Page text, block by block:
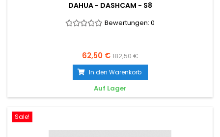
DAHUA - DASHCAM - S8
Bewertungen: 0
62,50 €182,50 €
In den Warenkorb
Auf Lager
Sale!